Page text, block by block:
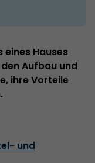
eines Hauses
Aufbau und
ihre Vorteile
und